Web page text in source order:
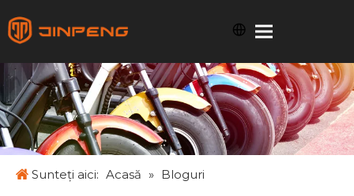
Sunteți aici: Acasă » Bloguri